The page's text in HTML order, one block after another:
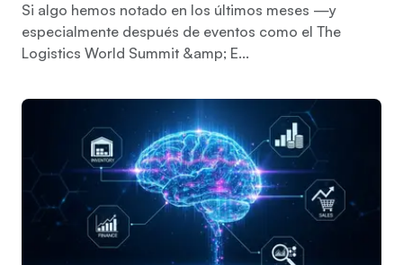
Si algo hemos notado en los últimos meses —y
especialmente después de eventos como el The
Logistics World Summit &amp; E...